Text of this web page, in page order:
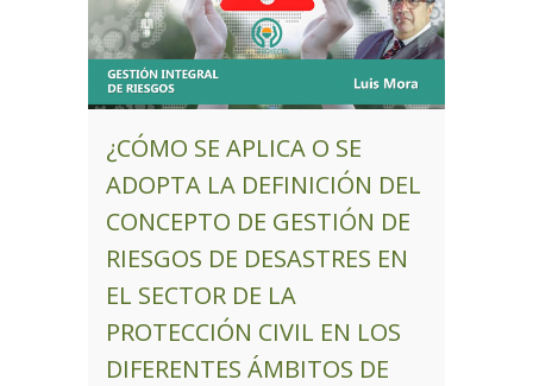
¿CÓMO SE APLICA O SE
ADOPTA LA DEFINICIÓN DEL
CONCEPTO DE GESTIÓN DE
RIESGOS DE DESASTRES EN
EL SECTOR DE LA
PROTECCIÓN CIVIL EN LOS
DIFERENTES ÁMBITOS DE